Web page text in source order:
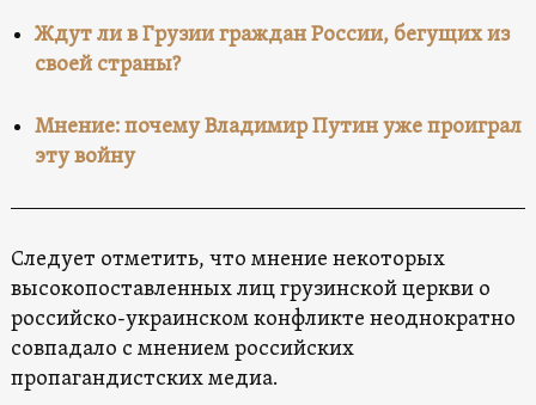
Ждут ли в Грузии граждан России, бегущих из
своей страны?
Мнение: почему Владимир Путин уже проиграл
эту войну
Следует отметить, что мнение некоторых
высокопоставленных лиц грузинской церкви о
российско-украинском конфликте неоднократно
совпадало с мнением российских
пропагандистских медиа.